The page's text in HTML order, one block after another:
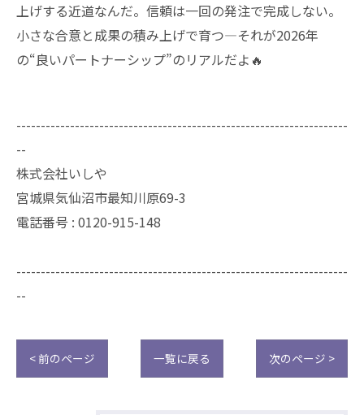
上げする近道なんだ。信頼は一回の発注で完成しない。
小さな合意と成果の積み上げで育つ—それが2026年
の“良いパートナーシップ”のリアルだよ🔥
--------------------------------------------------------------------
--
株式会社いしや
宮城県気仙沼市最知川原69-3
電話番号 : 0120-915-148
--------------------------------------------------------------------
--
< 前のページ 一覧に戻る 次のページ >